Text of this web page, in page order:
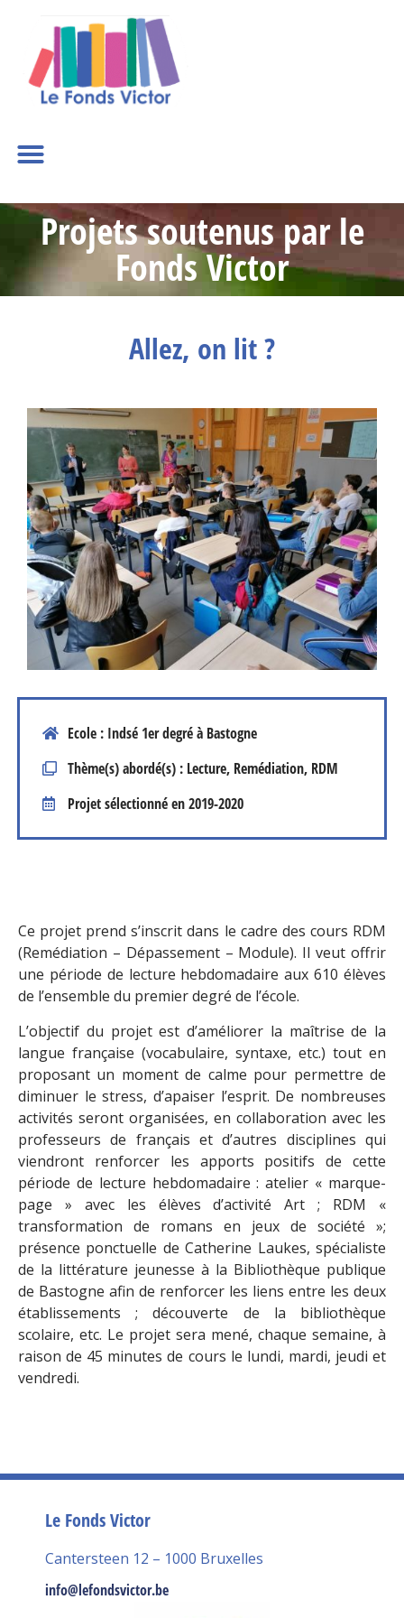
Projets soutenus par le
Fonds Victor
Allez, on lit ?
Ecole : Indsé 1er degré à Bastogne
Thème(s) abordé(s) : Lecture, Remédiation, RDM
Projet sélectionné en2019-2020
Ce projet prend s’inscrit dans le cadre des cours RDM
(Remédiation – Dépassement – Module). Il veut offrir
une période de lecture hebdomadaire aux 610 élèves
de l’ensemble du premier degré de l’école.
L’objectif du projet est d’améliorer la maîtrise de la
langue française (vocabulaire, syntaxe, etc.) tout en
proposant un moment de calme pour permettre de
diminuer le stress, d’apaiser l’esprit. De nombreuses
activités seront organisées, en collaboration avec les
professeurs de français et d’autres disciplines qui
viendront renforcer les apports positifs de cette
période de lecture hebdomadaire : atelier « marque-
page » avec les élèves d’activité Art ; RDM «
transformation de romans en jeux de société »;
présence ponctuelle de Catherine Laukes, spécialiste
de la littérature jeunesse à la Bibliothèque publique
de Bastogne afin de renforcer les liens entre les deux
établissements ; découverte de la bibliothèque
scolaire, etc. Le projet sera mené, chaque semaine, à
raison de 45 minutes de cours le lundi, mardi, jeudi et
vendredi.
Le Fonds Victor
Cantersteen 12 – 1000 Bruxelles
info@lefondsvictor.be